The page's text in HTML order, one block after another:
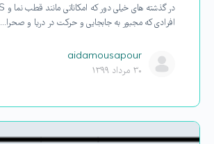
افرادی که مجبور به جابجایی و حرکت در دریا و صحرا…
aidamousapour
۳۰ مرداد ۱۳۹۹